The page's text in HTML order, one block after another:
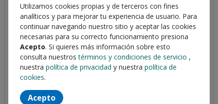
Origen Teléfono Teléfono
Escribe tu email
Escribe tu contraseña
Utilizamos cookies propias y de terceros con fines
analíticos y para mejorar tu experiencia de usuario. Para
continuar navegando nuestro sitio y aceptar las cookies
necesarias para su correcto funcionamiento presiona
Acepto. Si quieres más información sobre esto
consulta nuestrostérminos y condiciones de servicio ,
nuestra política de privacidad y nuestra política de
cookies.
Acepto